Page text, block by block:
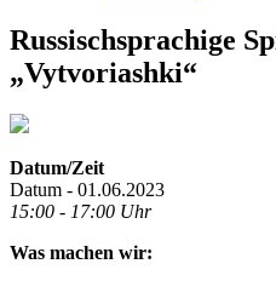
Russischsprachige
„Vytvoriashki“
Datum/Zeit
Datum - 01.06.2023
15:00 - 17:00 Uhr
Was machen wir: